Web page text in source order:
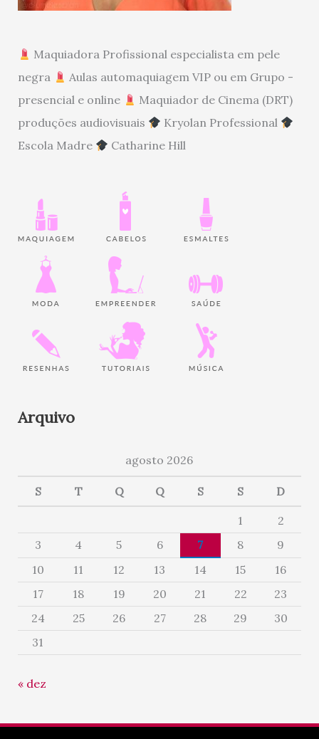
Maquiadora Profissional especialista em pele
negra
Aulas automaquiagem VIP ou em Grupo -
presencial e online
Maquiador de Cinema (DRT)
produções audiovisuais
Kryolan Professional
Escola Madre
Catharine Hill
Arquivo
agosto 2026
S T Q Q S S D
1
2
3
4 5 6 7 8
9
10
11 12 13 14 15
16
17
18 19 20 21 22
23
24
25 26 27 28 29
30
31
« dez